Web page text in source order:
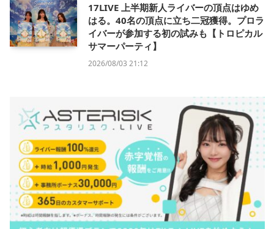
17LIVE 上半期新人ライバーの頂点はゆめ
はる。40名の頂点に立ち二冠獲得。プロラ
イバーが参加する初の試みも【トロピカル
サマーパーティ】
2026/08/03 21:12